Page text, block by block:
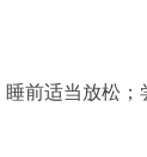
前适当放松